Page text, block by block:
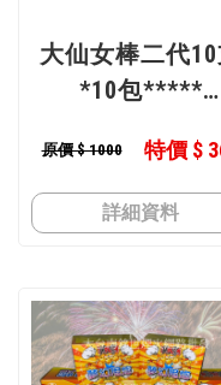
大仙女棒二代
*10包*****
代
原價 $ 1000 特價 $
詳細資料